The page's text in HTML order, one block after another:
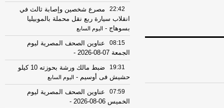
22:42
مصرع شخصين وإصابة ثالث في
انقلاب سيارة ربع نقل محملة بالموبيليا
بسوهاج - اليوم السابع
08:15
عناوين الصحف المصرية ليوم
الجمعة 07-08-2026
-
19:31
ضبط مالك ورشة بحوزته 10 كيلو
حشيش فى أوسيم - اليوم السابع
07:59
عناوين الصحف المصرية ليوم
الخميس 06-08-2026
-